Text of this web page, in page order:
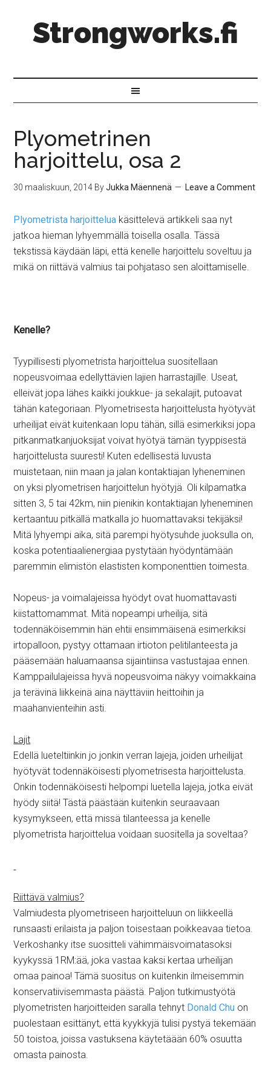
Strongworks.fi
Plyometrinen
harjoittelu, osa 2
30 maaliskuun, 2014 ByJukka Mäennenä Leave a Comment
Plyometrista harjoittelua käsittelevä artikkeli saa nyt
jatkoa hieman lyhyemmällä toisella osalla. Tässä
tekstissä käydään läpi, että kenelle harjoittelu soveltuu ja
mikä on riittävä valmius tai pohjataso sen aloittamiselle.
Kenelle?
Tyypillisesti plyometrista harjoittelua suositellaan
nopeusvoimaa edellyttävien lajien harrastajille. Useat,
elleivät jopa lähes kaikki joukkue- ja sekalajit, putoavat
tähän kategoriaan. Plyometrisesta harjoittelusta hyötyvät
urheilijat eivät kuitenkaan lopu tähän, sillä esimerkiksi jopa
pitkanmatkanjuoksijat voivat hyötyä tämän tyyppisestä
harjoittelusta suuresti! Kuten edellisestä luvusta
muistetaan, niin maan ja jalan kontaktiajan lyheneminen
on yksi plyometrisen harjoittelun hyötyjä. Oli kilpamatka
sitten 3, 5 tai 42km, niin pienikin kontaktiajan lyheneminen
kertaantuu pitkällä matkalla jo huomattavaksi tekijäksi!
Mitä lyhyempi aika, sitä parempi hyötysuhde juoksulla on,
koska potentiaalienergiaa pystytään hyödyntämään
paremmin elimistön elastisten komponenttien toimesta.
Nopeus- ja voimalajeissa hyödyt ovat huomattavasti
kiistattomammat. Mitä nopeampi urheilija, sitä
todennäköisemmin hän ehtii ensimmäisenä esimerkiksi
irtopalloon, pystyy ottamaan irtioton pelitilanteesta ja
pääsemään haluamaansa sijaintiinsa vastustajaa ennen.
Kamppailulajeissa hyvä nopeusvoima näkyy voimakkaina
ja terävinä liikkeinä aina näyttäviin heittoihin ja
maahanvienteihin asti.
Lajit
Edellä lueteltiinkin jo jonkin verran lajeja, joiden urheilijat
hyötyvät todennäköisesti plyometrisesta harjoittelusta.
Onkin todennäköisesti helpompi luetella lajeja, jotka eivät
hyödy siitä! Tästä päästään kuitenkin seuraavaan
kysymykseen, että missä tilanteessa ja kenelle
plyometrista harjoittelua voidaan suositella ja soveltaa?
Riittävä valmius?
Valmiudesta plyometriseen harjoitteluun on liikkeellä
runsaasti erilaista ja paljon toisestaan poikkeavaa tietoa.
Verkoshanky itse suositteli vähimmäisvoimatasoksi
kyykyssä 1RM:ää, joka vastaa kaksi kertaa urheilijan
omaa painoa! Tämä suositus on kuitenkin ilmeisemmin
konservatiivisemmasta päästä. Paljon tutkimustyötä
plyometristen harjoitteiden saralla tehnyt Donald Chu on
puolestaan esittänyt, että kyykkyjä tulisi pystyä tekemään
50 toistoa, joissa vastuksena käytetäään 60% osuutta
omasta painosta.